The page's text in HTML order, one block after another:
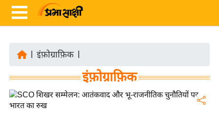
ज़ा
ख
ब
इंफ़ोग्राफ़िक
इंफ़ोग्राफ़िक